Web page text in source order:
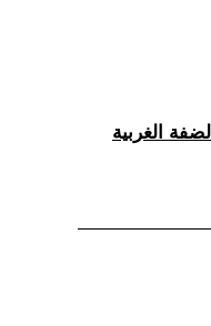
الغربية